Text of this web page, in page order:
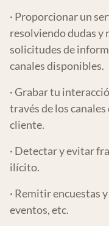
· Proporcionar un
resolviendo dudas y
solicitudes de
canales disponibles.
· Grabar tu
través de los
cliente.
· Detectar y evitar
ilícito.
· Remitir encuestas
eventos, etc.